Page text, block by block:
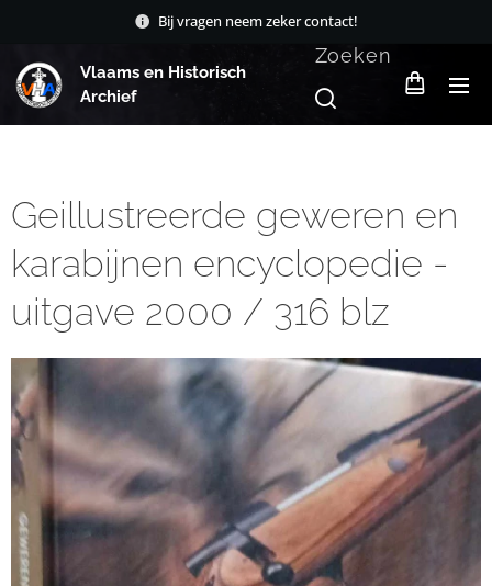
Bij vragen neem zeker contact!
Vlaams en Historisch
Archief
Zoeken
Geillustreerde geweren en
karabijnen encyclopedie -
uitgave 2000 / 316 blz